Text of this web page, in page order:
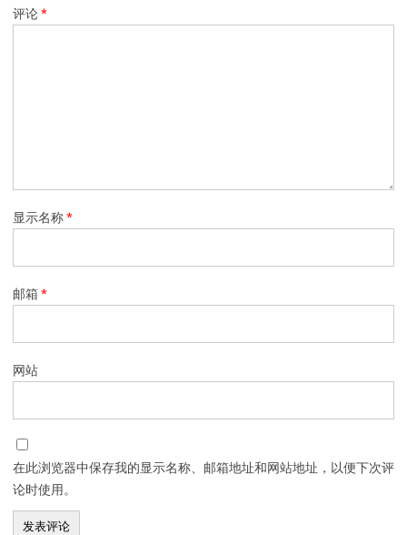
评论*
显示名称*
邮箱*
网站
在此浏览器中保存我的显示名称、邮箱地址和网站地址，以便下次评
论时使用。